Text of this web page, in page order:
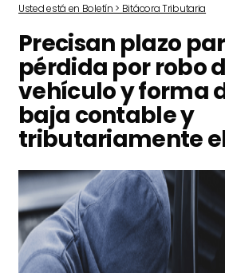
Usted está en Boletín > Bitácora Tributaria
Precisan plazo
pérdida por robo
vehículo y forma
baja contable y
tributariamente